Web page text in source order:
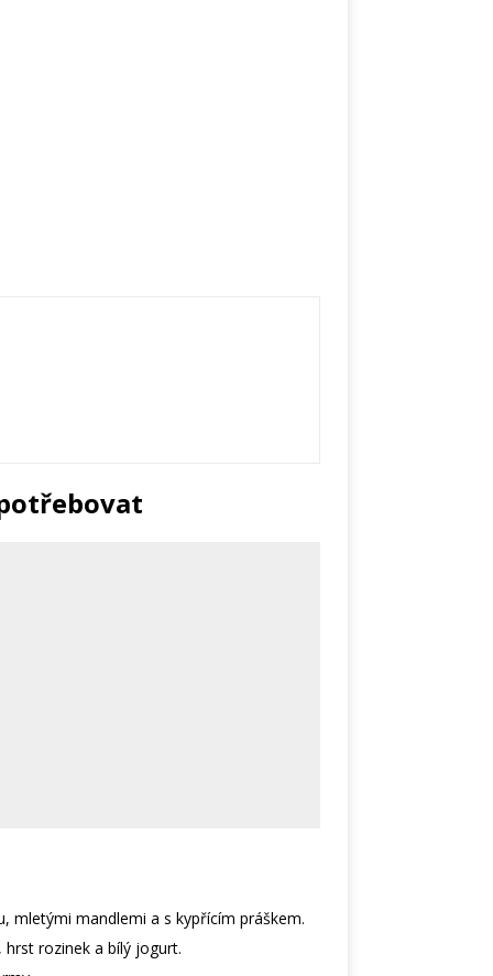
mletými mandlemi a s kypřícím práškem.
rozinek a bílý jogurt.